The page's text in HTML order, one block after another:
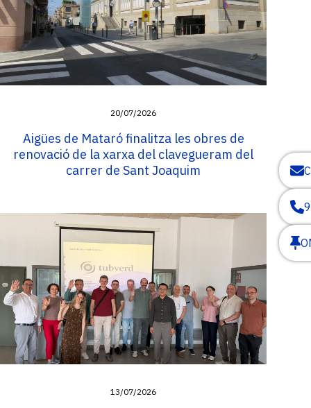
20/07/2026
Aigües de Mataró finalitza les obres de
renovació de la xarxa del clavegueram del
carrer de Sant Joaquim
13/07/2026